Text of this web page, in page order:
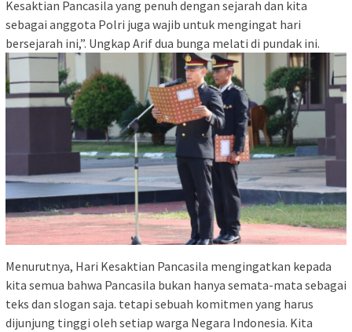
Kesaktian Pancasila yang penuh dengan sejarah dan kita
sebagai anggota Polri juga wajib untuk mengingat hari
bersejarah ini,”. Ungkap Arif dua bunga melati di pundak ini.
Menurutnya, Hari Kesaktian Pancasila mengingatkan kepada
kita semua bahwa Pancasila bukan hanya semata-mata sebagai
teks dan slogan saja. tetapi sebuah komitmen yang harus
dijunjung tinggi oleh setiap warga Negara Indonesia. Kita